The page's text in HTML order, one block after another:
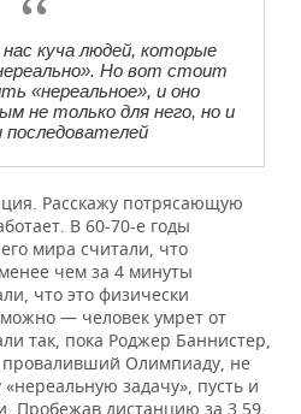
нас куча людей, которые
Но вот стоит
«нереальное», и оно
не только для него, но и
последователей
Расскажу потрясающую
В 60-70-е годы
мира считали, что
чем за 4 минуты
что это физически
— человек умрет от
так, пока Роджер Баннистер,
Олимпиаду, не
задачу», пусть и
Пробежав дистанцию за 3,59,